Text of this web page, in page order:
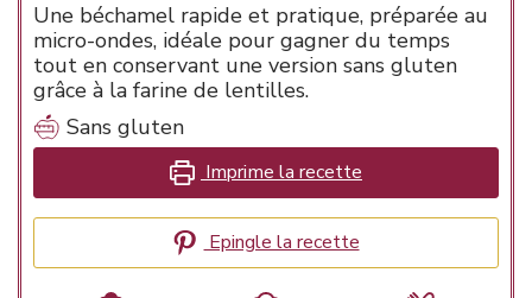
Une béchamel rapide et pratique, préparée au
micro-ondes, idéale pour gagner du temps
tout en conservant une version sans gluten
grâce à la farine de lentilles.
Sans gluten
Imprime la recette
Epingle la recette